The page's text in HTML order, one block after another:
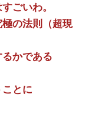
ごいわ。
の法則（超現
るかである
とに